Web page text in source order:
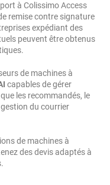
à Colissimo Access
remise contre signature
expédiant des
peuvent être obtenus
de machines à
capables de gérer
les recommandés, le
du courrier
de machines à
des devis adaptés à